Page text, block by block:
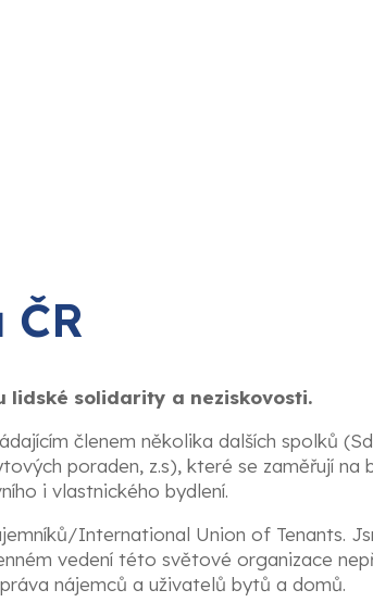
lidské solidarity a neziskovosti.
členem několika dalších spolků
poraden, z.s), které se zaměřují
i vlastnického bydlení.
International Union of Tenants.
vedení této světové organizace
nájemců a uživatelů bytů a domů.